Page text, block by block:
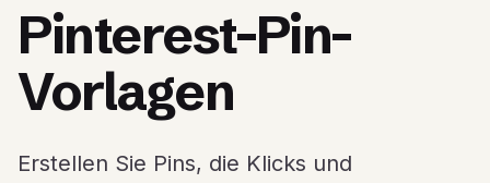
Pinterest-Pin-
Vorlagen
Erstellen Sie Pins, die Klicks und